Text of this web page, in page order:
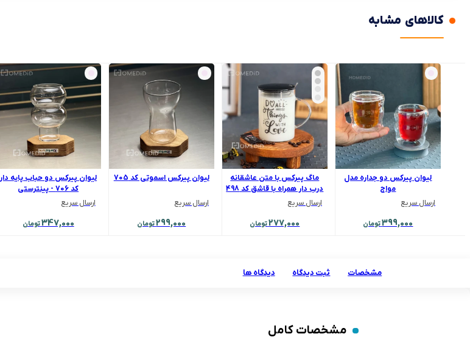
کالاهای مشابه
لیوان پیرکس دو جداره مدل
مواج
ارسال سریع
399,000تومان
ماگ پیرکس با متن عاشقانه
درب دار همراه با قاشق کد 498
ارسال سریع
277,000تومان
لیوان پیرکس اسموتی کد 705
ارسال سریع
299,000تومان
لیوان پیرکس دو حباب پایه دار
کد 706 - پینترستی
ارسال سریع
347,000تومان
مشخصات ثبت دیدگاه دیدگاه ها
مشخصات کامل